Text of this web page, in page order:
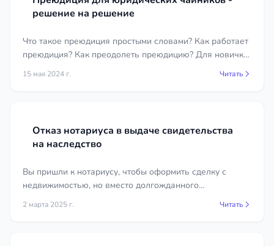
— юрист составит его под ваше наследственное
дело.
Стоимость зависит от объёма работы: разовая
ведение наследственного дела или спор в суде
стоят по-разному. Точные цены указаны в
решение на решение
Что такое преюдиция простыми словами? Как работает
преюдиция? Как преодолеть преюдицию? Для новичка
это довольно тяжело, как впрочем и для бывалого
15 мая 2024 г. Читать
Отказ нотариуса в выдаче свидетельства
на наследство
Вы пришли к нотариусу, чтобы оформить сделку с
недвижимостью, но вместо долгожданного
свидетельства получили отказ. Причина — право
собственности не зарегистрировано.
2 марта 2025 г. Читать